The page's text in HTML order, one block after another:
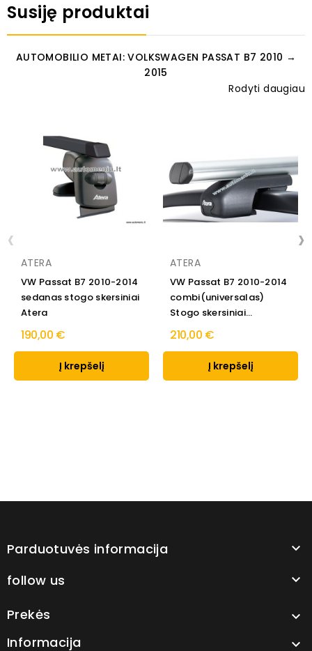
Susiję produktai
AUTOMOBILIO METAI: VOLKSWAGEN PASSAT B7 2010 →
2015
Rodyti daugiau
ATERA
VW Passat B7 2010-2014
sedanas stogo skersiniai
Atera
190,00 €
Į krepšelį
ATERA
VW Passat B7 2010-2014
combi(universalas)
Stogo skersiniai...
210,00 €
Į krepšelį
‹ ›
Parduotuvės informacija 
follow us 
Prekės 
Informacija 